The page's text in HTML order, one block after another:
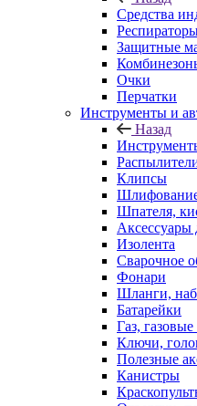
Средства
Защитные
Очки
Перчатки
Инструменты и
Назад
Клипсы
Шпателя,
Аксессуары
Изолента
Сварочное
Фонари
Шланги,
Батарейки
Газ,
Ключи,
Полезные
Канистры